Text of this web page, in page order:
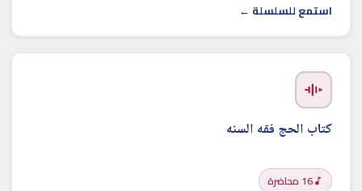
استمع للسلسلة ←
كتاب الحج فقه السنه
16 محاضرة